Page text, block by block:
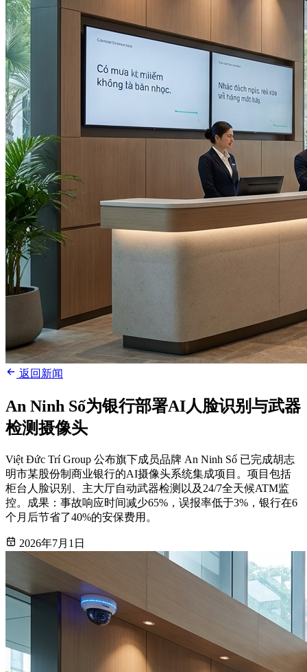
返回新闻
An Ninh Số为银行部署AI人脸识别与武器
检测摄像头
Việt Đức Trí Group 公布旗下成员品牌 An Ninh Số 已完成胡志
明市某股份制商业银行的AI摄像头系统集成项目。项目包括
柜台人脸识别、主大厅自动武器检测以及24/7全天候ATM监
控。成果：事故响应时间减少65%，误报率低于3%，银行在6
个月后节省了40%的安保费用。
2026年7月1日